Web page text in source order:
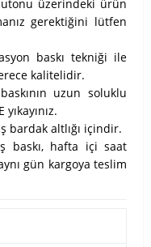
üzerindeki ürün
gerektiğini lütfen
baskı tekniği ile
kalitelidir.
uzun soluklu
bardak altlığı içindir.
baskı, hafta içi saat
gün kargoya teslim